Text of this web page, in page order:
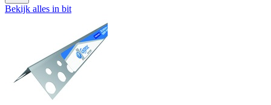
Bekijk alles in bit